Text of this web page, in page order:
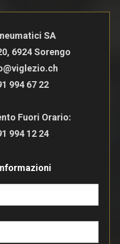
SA
6924 Sorengo
994 67 22
Fuori Orario:
994 12 24